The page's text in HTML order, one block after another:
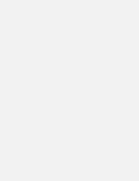
на базе данных
Генерация